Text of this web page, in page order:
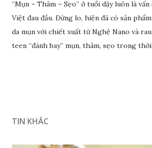
“Mụn – Thâm – Sẹo” ở tuổi dậy luôn là
Việt đau đầu. Đừng lo, hiện đã có sản
da mụn với chiết xuất từ Nghệ Nano và
teen “đánh bay” mụn, thâm, sẹo trong
TIN KHÁC